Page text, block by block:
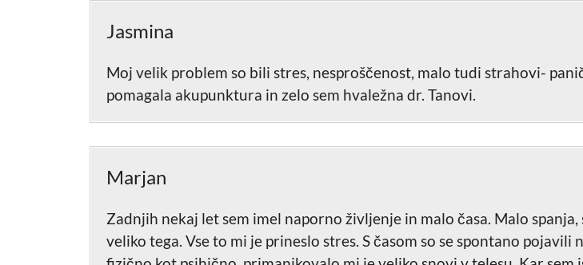
Jasmina
Moj velik problem so bili stres, nesproščenost, malo tudi strahovi-
pomagala akupunktura in zelo sem hvaležna dr. Tanovi.
Marjan
Zadnjih nekaj let sem imel naporno življenje in malo časa. Malo
veliko tega. Vse to mi je prineslo stres. S časom so se spontano